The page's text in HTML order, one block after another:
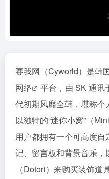
赛我网（Cyworld）是韩
网络
平台，由 SK 通讯
代初期风靡全韩，堪称
以独特的“迷你小窝”（
用户都拥有一个可高度
记、留言板和背景音乐，
（Dotori）来购买装饰道